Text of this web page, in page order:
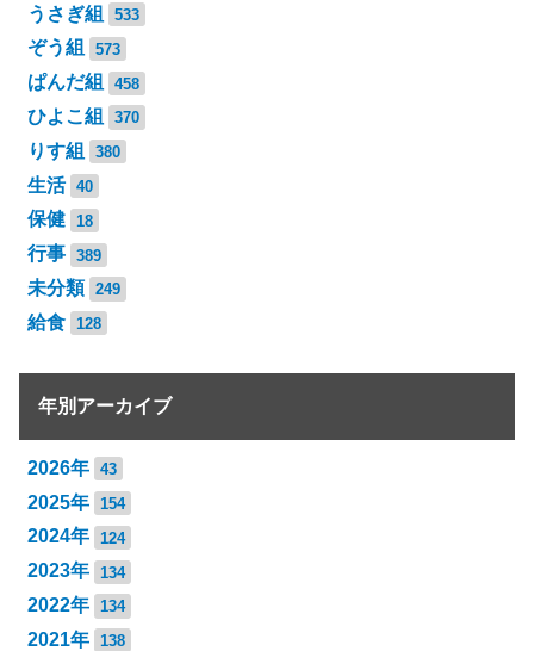
うさぎ組 533
ぞう組 573
ぱんだ組 458
ひよこ組 370
りす組 380
生活 40
保健 18
行事 389
未分類 249
給食 128
年別アーカイブ
2026年 43
2025年 154
2024年 124
2023年 134
2022年 134
2021年 138